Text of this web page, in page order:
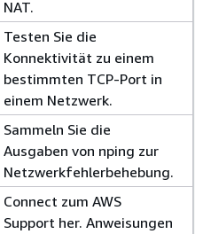
NAT.
Testen Sie die
Konnektivität zu einem
bestimmten TCP-Port in
einem Netzwerk.
Sammeln Sie die
Ausgaben von nping zur
Netzwerkfehlerbehebung.
Connect zum AWS
Support her. Anweisungen